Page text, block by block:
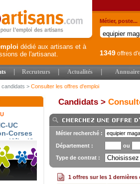
dédié aux artisans et à
de l'artisanat.
Métier, poste...
1349 offres
Recruteurs Actualités Annuaire
candidats > Consulter les offres d'emploi
UC
Corses
l?île, l?
-
Candidats >
Métier recherché :
Département : ou
Type de contrat :
1 offres sur les 1 dernières